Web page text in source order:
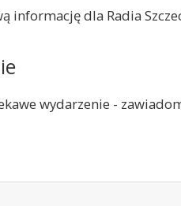
informację dla Radia
wydarzenie -